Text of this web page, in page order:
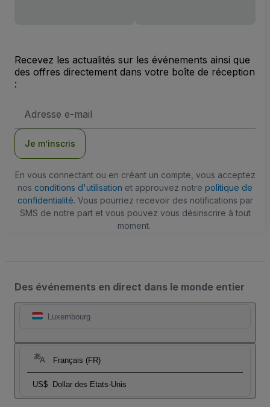
Recevez les actualités sur les événements ainsi que
des offres directement dans votre boîte de réception
:
e-
Je m’inscris
En vous connectant ou en créant un compte, vous acceptez
nos conditions d'utilisation et approuvez notre politique de
confidentialité. Vous pourriez recevoir des notifications par
SMS de notre part et vous pouvez vous désinscrire à tout
moment.
Des événements en direct dans le monde entier
Luxembourg
Français (FR)
US$ Dollar des Etats-Unis